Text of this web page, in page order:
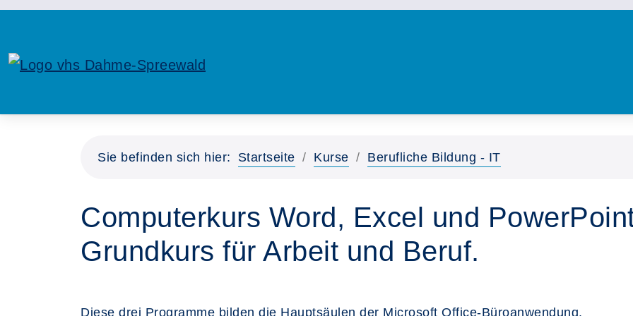
Sie befinden sich hier: Startseite Kurse Berufliche Bildung - IT
Computerkurs Word, Excel und
Grundkurs für Arbeit und Beruf.
Diese drei Programme bilden die Hauptsäulen der Microsoft Office-Büroanwendung.